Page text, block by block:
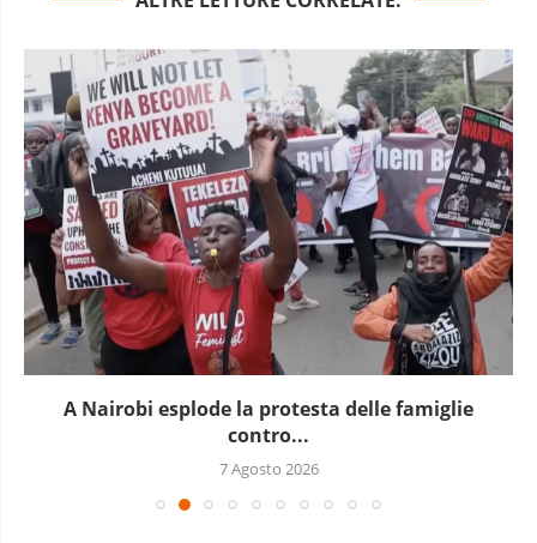
A Nairobi esplode la protesta delle famiglie
contro...
7 Agosto 2026